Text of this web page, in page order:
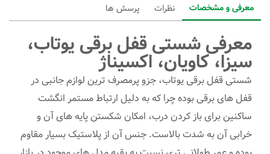
معرفی و مشخصات نظرات پرسش ها
معرفی شستی قفل برقی یوتاب،
سیزا، کاویان، اکسیناژ
شستی قفل برقی یوتاب، جزو پرمصرف ترین لوازم جانبی در
قفل های برقی بوده چرا که به دلیل ارتباط مستمر انگشت
ساکنین برای باز کردن درب، امکان شکستن پایه های آن و
خرابی آن به شدت بالاست. جنس آن از پلاستیک بسیار مقاوم